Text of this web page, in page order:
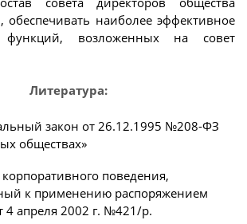
обеспечивать наиболее эффективное
функций, возложенных на совет
Литература:
закон от 26.12.1995 №208-ФЗ
обществах»
корпоративного поведения,
к применению распоряжением
4 апреля 2002 г. №421/р.